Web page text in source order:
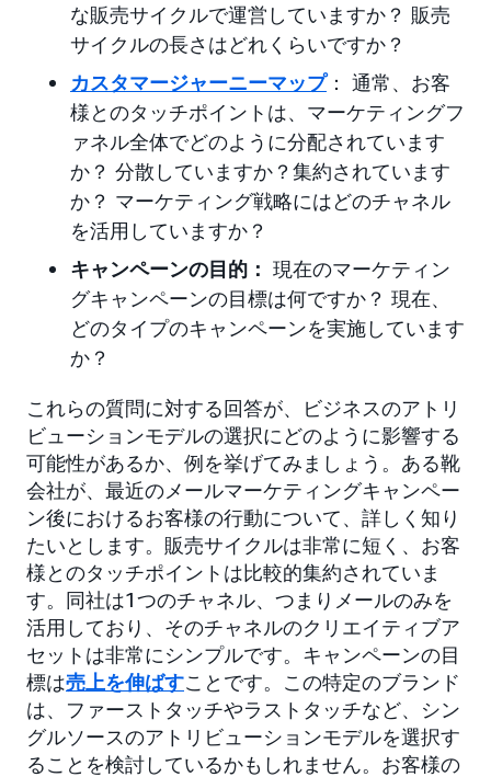
な販売サイクルで運営していますか？ 販売
サイクルの長さはどれくらいですか？
カスタマージャーニーマップ： 通常、お客
様とのタッチポイントは、マーケティングフ
ァネル全体でどのように分配されています
か？ 分散していますか？集約されています
か？ マーケティング戦略にはどのチャネル
を活用していますか？
キャンペーンの目的： 現在のマーケティン
グキャンペーンの目標は何ですか？ 現在、
どのタイプのキャンペーンを実施しています
か？
これらの質問に対する回答が、ビジネスのアトリ
ビューションモデルの選択にどのように影響する
可能性があるか、例を挙げてみましょう。ある靴
会社が、最近のメールマーケティングキャンペー
ン後におけるお客様の行動について、詳しく知り
たいとします。販売サイクルは非常に短く、お客
様とのタッチポイントは比較的集約されていま
す。同社は1つのチャネル、つまりメールのみを
活用しており、そのチャネルのクリエイティブア
セットは非常にシンプルです。キャンペーンの目
標は売上を伸ばすことです。この特定のブランド
は、ファーストタッチやラストタッチなど、シン
グルソースのアトリビューションモデルを選択す
ることを検討しているかもしれません。お客様の